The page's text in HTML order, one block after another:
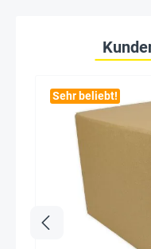
Sehr beliebt!